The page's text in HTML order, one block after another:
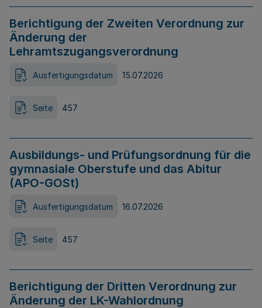
Berichtigung der Zweiten Verordnung zur
Änderung der
Lehramtszugangsverordnung
Ausfertigungsdatum 15.07.2026
Seite 457
Ausbildungs- und Prüfungsordnung für die
gymnasiale Oberstufe und das Abitur
(APO-GOSt)
Ausfertigungsdatum 16.07.2026
Seite 457
Berichtigung der Dritten Verordnung zur
Änderung der LK-Wahlordnung